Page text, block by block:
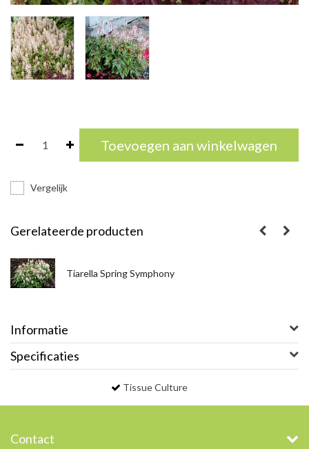
Toevoegen aan winkelwagen
Vergelijk
Gerelateerde producten
Tiarella Spring Symphony
Informatie
Specificaties
Tissue Culture
Contact